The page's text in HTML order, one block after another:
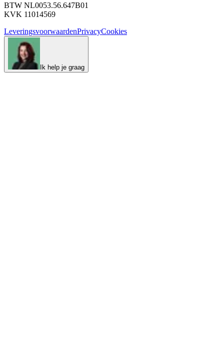
BTW NL0053.56.647B01
KVK 11014569
LeveringsvoorwaardenPrivacyCookies
Ik help je graag